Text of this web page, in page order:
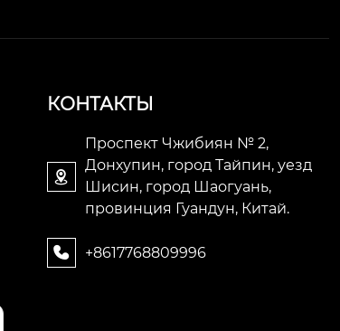
КОНТАКТЫ

Проспект Чжибиян № 2,
Донхупин, город Тайпин, уезд
Шисин, город Шаогуань,
провинция Гуандун, Китай.
 +8617768809996